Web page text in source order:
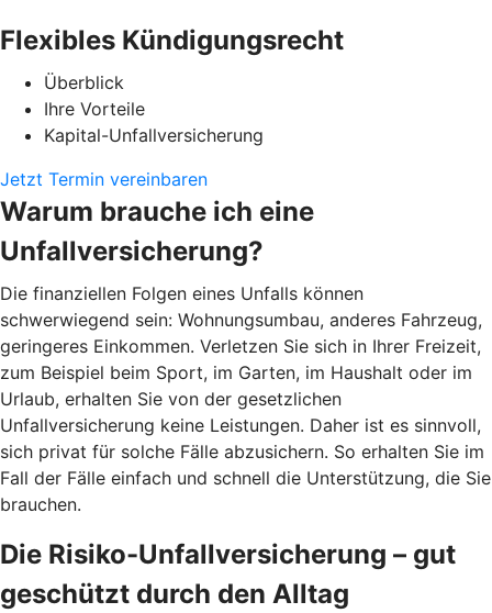
Flexibles Kündigungsrecht
Überblick
Ihre Vorteile
Kapital-Unfallversicherung
Jetzt Termin vereinbaren
Warum brauche ich eine
Unfallversicherung?
Die finanziellen Folgen eines Unfalls können
schwerwiegend sein: Wohnungsumbau, anderes Fahrzeug,
geringeres Einkommen. Verletzen Sie sich in Ihrer Freizeit,
zum Beispiel beim Sport, im Garten, im Haushalt oder im
Urlaub, erhalten Sie von der gesetzlichen
Unfallversicherung keine Leistungen. Daher ist es sinnvoll,
sich privat für solche Fälle abzusichern. So erhalten Sie im
Fall der Fälle einfach und schnell die Unterstützung, die Sie
brauchen.
Die Risiko-Unfallversicherung – gut
geschützt durch den Alltag